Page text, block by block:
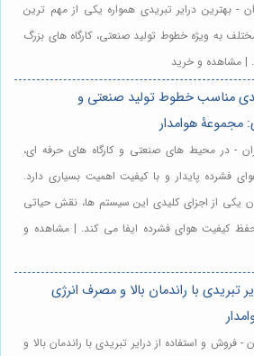
- بهترین درایر تبریدی همواره یکی از مهم ترین
به ویژه خطوط تولید صنعتی، کارگاه های بزرگ
مشاهده و خرید
مناسب خطوط تولید صنعتی و
مجموعۀ هوامدار
- در محیط های صنعتی و کارگاه های حرفه ای،
فشرده پایدار و با کیفیت اهمیت بسیاری دارد.
یکی از اجزای کلیدی این سیستم ها، نقش حیاتی
کیفیت هوای فشرده ایفا می کند. | مشاهده و
تبریدی با راندمان بالا و مصرف انرژی
- فروش و استفاده از درایر تبریدی با راندمان بالا و